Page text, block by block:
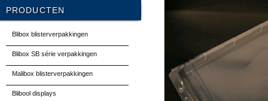
PRODUCTEN
Blibox blisterverpakkingen
Blibox SB série verpakkingen
Malibox blisterverpakkingen
Blibool displays